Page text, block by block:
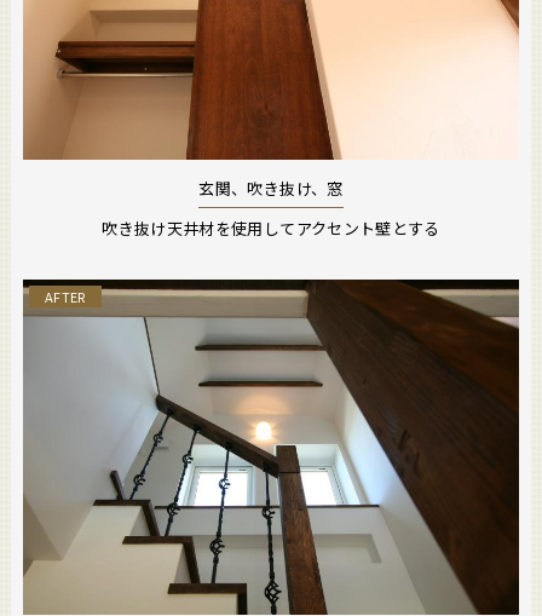
玄関、吹き抜け、窓
吹き抜け天井材を使用してアクセント壁とする
AFTER